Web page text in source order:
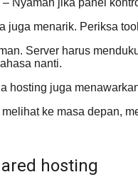
juga menarik. Periksa
Server harus
nanti.
hosting juga
ke masa depan,
hosting